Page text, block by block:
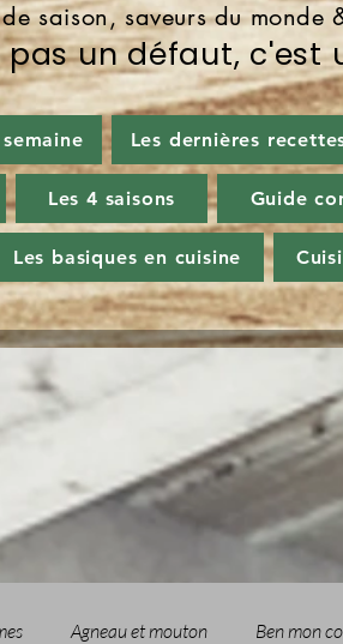
saison, saveurs du monde
un défaut, c'est
Les dernières
Les 4 saisons Guide
Les basiques en cuisine
Agneau et mouton Ben mon